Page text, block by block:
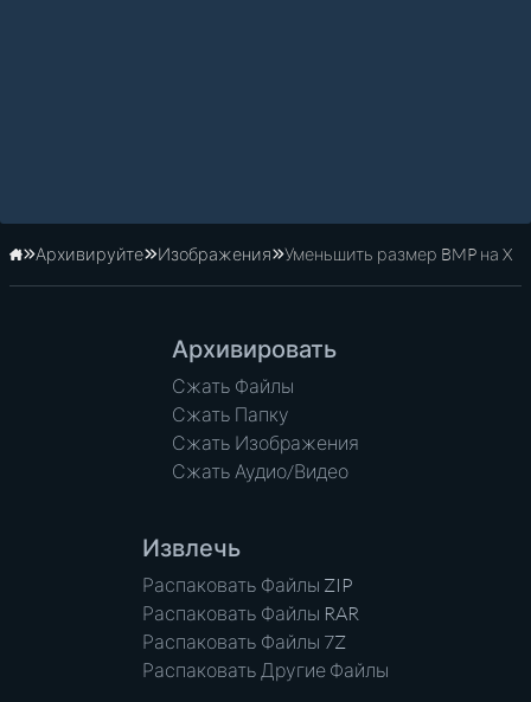
Главная
Архивируйте Изображения Уменьшить размер BMP на X
Архивировать
Сжать Файлы
Сжать Папку
Сжать Изображения
Сжать Аудио/Видео
Извлечь
Распаковать Файлы ZIP
Распаковать Файлы RAR
Распаковать Файлы 7Z
Распаковать Другие Файлы